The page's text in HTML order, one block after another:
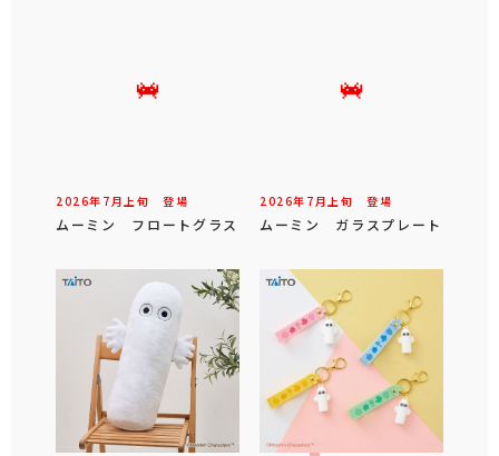
2026年 7 月 上旬 登場
ムーミン フロートグラス
2026年 7 月 上旬 登場
ムーミン ガラスプレート